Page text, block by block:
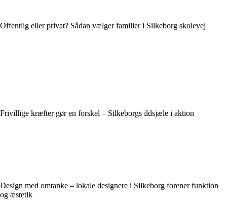
Offentlig eller privat? Sådan vælger familier i Silkeborg skolevej
Frivillige kræfter gør en forskel – Silkeborgs ildsjæle i aktion
Design med omtanke – lokale designere i Silkeborg forener funktion
og æstetik